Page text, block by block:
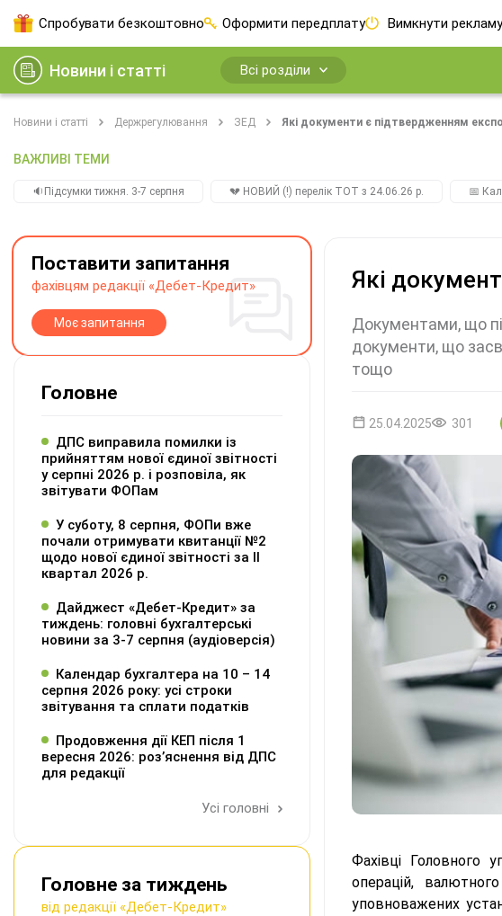
Спробувати безкоштовно Оформити передплату Вимкнути рекламу
Новини і статті Всі розділи
Новини і статті Держрегулювання ЗЕД Які документи є підтвердженням
ВАЖЛИВІ ТЕМИ
🔉Підсумки тижня. 3-7 серпня 💔 НОВИЙ (!) перелік ТОТ з 24.06.26 р. 📅
Які
Документами, що
документи, що
тощо
25.04.2025 301
Фахівці Головного
операцій,
уповноважених
Поставити запитання
фахівцям редакції «Дебет-Кредит»
Моє запитання
Головне
ДПС виправила помилки із
прийняттям нової єдиної звітності
у серпні 2026 р. і розповіла, як
звітувати ФОПам
У суботу, 8 серпня, ФОПи вже
почали отримувати квитанції №2
щодо нової єдиної звітності за ІІ
квартал 2026 р.
Дайджест «Дебет-Кредит» за
тиждень: головні бухгалтерські
новини за 3-7 серпня (аудіоверсія)
Календар бухгалтера на 10 – 14
серпня 2026 року: усі строки
звітування та сплати податків
Продовження дії КЕП після 1
вересня 2026: розʼяснення від ДПС
для редакції
Усі головні
Головне за тиждень
від редакції «Дебет-Кредит»